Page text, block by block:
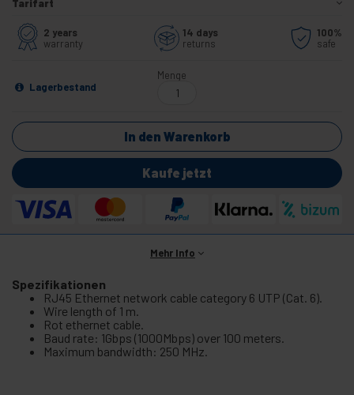
Tarifart
2 years
warranty
14 days
returns
100%
safe
Lagerbestand
Menge
In den Warenkorb
Kaufe jetzt
Mehr Info
Spezifikationen
RJ45 Ethernet network cable category 6 UTP (Cat. 6).
Wire length of 1 m.
Rot ethernet cable.
Baud rate: 1Gbps (1000Mbps) over 100 meters.
Maximum bandwidth: 250 MHz.